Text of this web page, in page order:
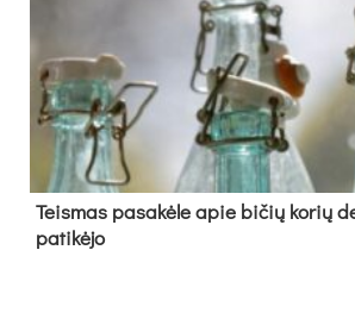
Teis­mas pa­sa­kė­le apie bi­čių ko­rių
pa­ti­kė­jo